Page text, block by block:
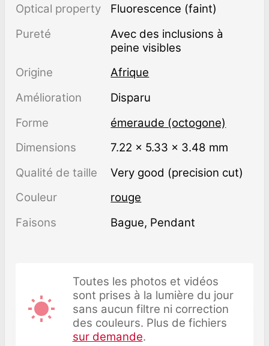
Optical property
Fluorescence (faint)
Pureté
avec des inclusions à
peine visibles
Origine
Afrique
Amélioration
disparu
Forme
émeraude (octogone)
Dimensions
7.22 × 5.33 × 3.48 mm
Qualité de taille
Very good (precision cut)
Couleur
rouge
Faisons
Bague, Pendant
Toutes les photos et vidéos
sont prises à la lumière du jour
sans aucun filtre ni correction
des couleurs. Plus de fichiers
sur demande.